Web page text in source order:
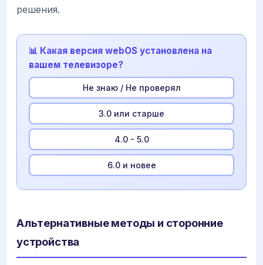
решения.
📊 Какая версия webOS установлена на
вашем телевизоре?
Не знаю / Не проверял
3.0 или старше
4.0 - 5.0
6.0 и новее
Альтернативные методы и сторонние
устройства